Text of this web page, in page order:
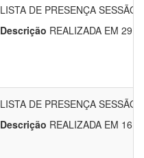
LISTA DE PRESENÇA SESSÃO
Descrição REALIZADA EM 29
LISTA DE PRESENÇA SESSÃO
Descrição REALIZADA EM 16